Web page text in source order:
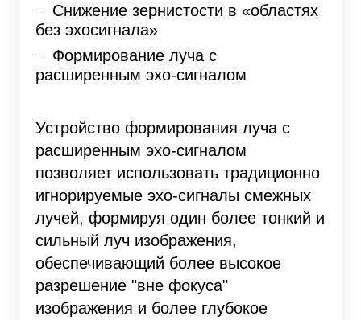
Снижение зернистости в «областях
без эхосигнала»
Формирование луча с
расширенным эхо-сигналом
Устройство формирования луча с
расширенным эхо-сигналом
позволяет использовать традиционно
игнорируемые эхо-сигналы смежных
лучей, формируя один более тонкий и
сильный луч изображения,
обеспечивающий более высокое
разрешение "вне фокуса"
изображения и более глубокое